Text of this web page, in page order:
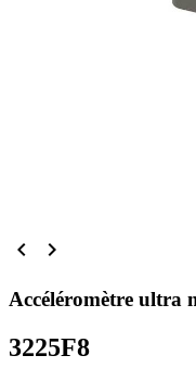
 
Accéléromètre ultra
3225F8